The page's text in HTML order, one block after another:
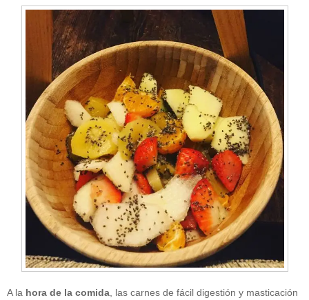
A la hora de la comida , las carnes de fácil digestión y masticación